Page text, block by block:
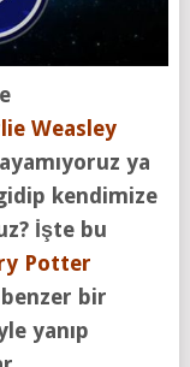
Weasley
ya
kendimize
İşte bu
Potter
benzer bir
yanıp